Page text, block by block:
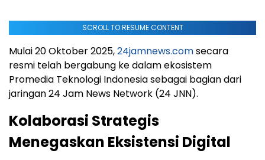
SCROLL TO RESUME CONTENT
Mulai 20 Oktober 2025,24jamnews.comsecara
resmi telah bergabung ke dalam ekosistem
Promedia Teknologi Indonesia sebagai bagian dari
jaringan 24 Jam News Network (24 JNN).
Kolaborasi Strategis
Menegaskan Eksistensi Digital